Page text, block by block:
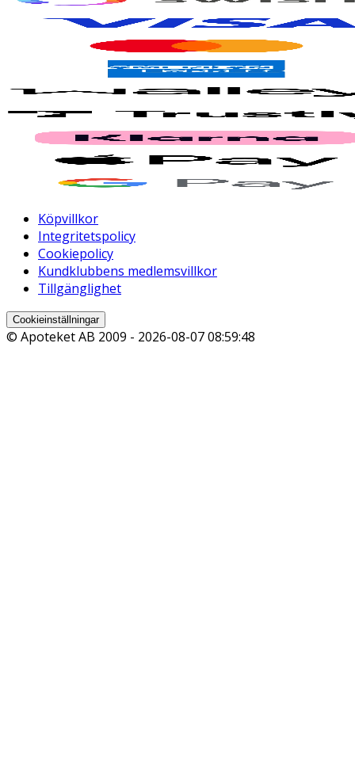
Köpvillkor
Integritetspolicy
Cookiepolicy
Kundklubbens medlemsvillkor
Tillgänglighet
Cookieinställningar
© Apoteket AB 2009 - 2026-08-07 08:59:48